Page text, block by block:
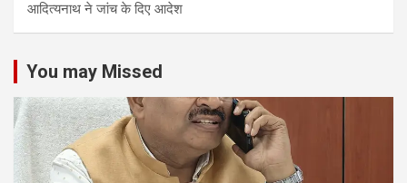
आद‍ित्‍यनाथ ने जांच के द‍िए आदेश
You may Missed